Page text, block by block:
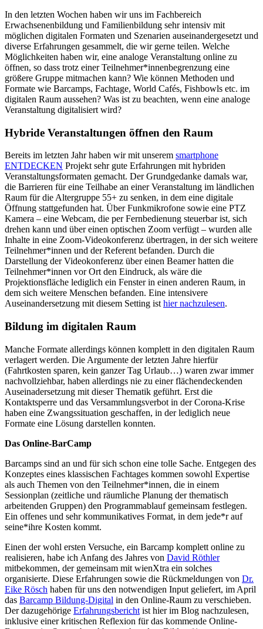
In den letzten Wochen haben wir uns im Fachbereich
Erwachsenenbildung und Familienbildung sehr intensiv mit
möglichen digitalen Formaten und Szenarien auseinandergesetzt und
diverse Erfahrungen gesammelt, die wir gerne teilen. Welche
Möglichkeiten haben wir, eine analoge Veranstaltung online zu
öffnen, so dass trotz einer Teilnehmer*innenbegrenzung eine
größere Gruppe mitmachen kann? Wie können Methoden und
Formate wie Barcamps, Fachtage, World Cafés, Fishbowls etc. im
digitalen Raum aussehen? Was ist zu beachten, wenn eine analoge
Veranstaltung digitalisiert wird?
Hybride Veranstaltungen öffnen den Raum
Bereits im letzten Jahr haben wir mit unserem smartphone
ENTDECKEN Projekt sehr gute Erfahrungen mit hybriden
Veranstaltungsformaten gemacht. Der Grundgedanke damals war,
die Barrieren für eine Teilhabe an einer Veranstaltung im ländlichen
Raum für die Altergruppe 55+ zu senken, in dem eine digitale
Öffnung stattgefunden hat. Über Funkmikrofone sowie eine PTZ
Kamera – eine Webcam, die per Fernbedienung steuerbar ist, sich
drehen kann und über einen optischen Zoom verfügt – wurden alle
Inhalte in eine Zoom-Videokonferenz übertragen, in der sich weitere
Teilnehmer*innen und der Referent befanden. Durch die
Darstellung der Videokonferenz über einen Beamer hatten die
Teilnehmer*innen vor Ort den Eindruck, als wäre die
Projektionsfläche lediglich ein Fenster in einen anderen Raum, in
dem sich weitere Menschen befanden. Eine intensivere
Auseinandersetzung mit diesem Setting ist hier nachzulesen.
Bildung im digitalen Raum
Manche Formate allerdings können komplett in den digitalen Raum
verlagert werden. Die Argumente der letzten Jahre hierfür
(Fahrtkosten sparen, kein ganzer Tag Urlaub…) waren zwar immer
nachvollziehbar, haben allerdings nie zu einer flächendeckenden
Auseinadersetzung mit dieser Thematik geführt. Erst die
Kontaktsperre und das Versammlungsverbot in der Corona-Krise
haben eine Zwangssituation geschaffen, in der lediglich neue
Formate eine Lösung darstellen konnten.
Das Online-BarCamp
Barcamps sind an und für sich schon eine tolle Sache. Entgegen des
Konzeptes eines klassischen Fachtages kommen sowohl Expertise
als auch Themen von den Teilnehmer*innen, die in einem
Sessionplan (zeitliche und räumliche Planung der thematisch
arbeitenden Gruppen) den Programmablauf gemeinsam festlegen.
Ein offenes und sehr kommunikatives Format, in dem jede*r auf
seine*ihre Kosten kommt.
Einen der wohl ersten Versuche, ein Barcamp komplett online zu
realisieren, habe ich Anfang des Jahres von David Röthler
mitbekommen, der gemeinsam mit wienXtra ein solches
organisierte. Diese Erfahrungen sowie die Rückmeldungen von Dr.
Eike Rösch haben für uns den notwendigen Input geliefert, im April
das Barcamp Bildung-Digital in den Online-Raum zu verschieben.
Der dazugehörige Erfahrungsbericht ist hier im Blog nachzulesen,
inklusive einer kritischen Reflexion für das kommende Online-